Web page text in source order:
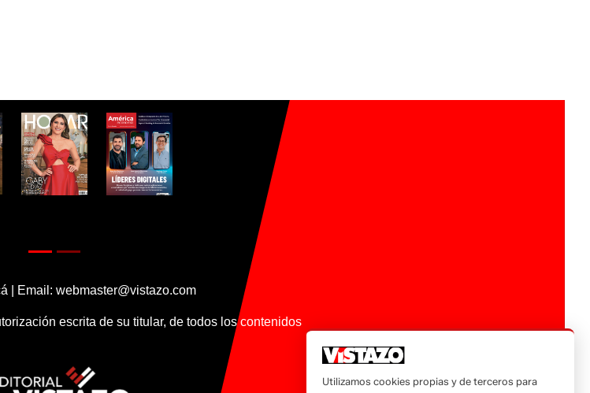
| Email: webmaster@vistazo.com
escrita de su titular, de todos los contenidos
Utilizamos cookies propias y de terceros para